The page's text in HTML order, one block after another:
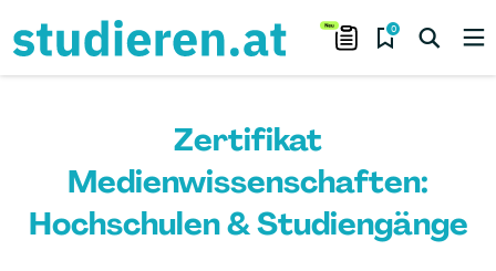
0
Zertifikat
Medienwissenschaften:
Hochschulen & Studiengänge